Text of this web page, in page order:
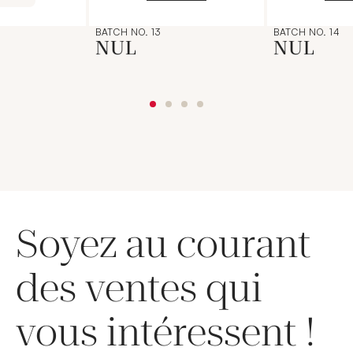
BATCH NO. 13
NUL
BATCH NO. 14
NUL
Soyez au courant
des ventes qui
vous intéressent !